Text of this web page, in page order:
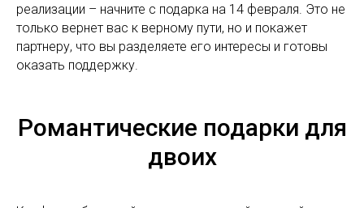
реализации – начните с подарка на 14 февраля. Это не
только вернет вас к верному пути, но и покажет
партнеру, что вы разделяете его интересы и готовы
оказать поддержку.
Романтические подарки для
двоих